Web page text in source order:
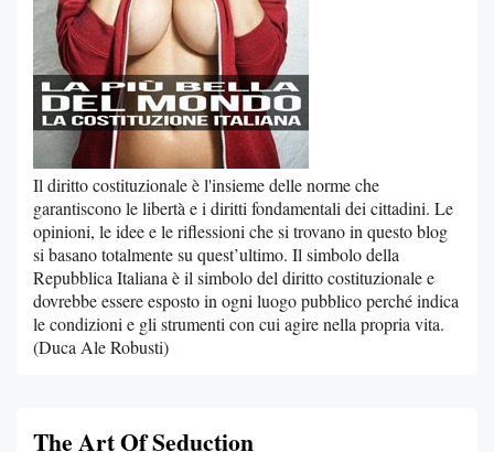
Il diritto costituzionale è l'insieme delle norme che
garantiscono le libertà e i diritti fondamentali dei cittadini. Le
opinioni, le idee e le riflessioni che si trovano in questo blog
si basano totalmente su quest’ultimo. Il simbolo della
Repubblica Italiana è il simbolo del diritto costituzionale e
dovrebbe essere esposto in ogni luogo pubblico perché indica
le condizioni e gli strumenti con cui agire nella propria vita.
(Duca Ale Robusti)
The Art Of Seduction